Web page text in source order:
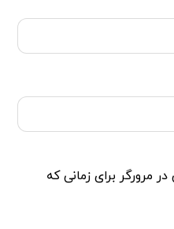
مرورگر برای زمانی که